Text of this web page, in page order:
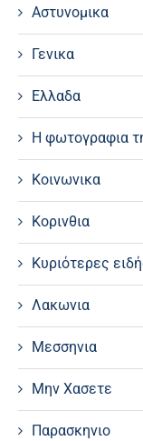
Αστυνομικα
Γενικα
Ελλαδα
Η φωτογραφια
Κοινωνικα
Κορινθια
Κυριότερες
Λακωνια
Μεσσηνια
Μην Χασετε
Παρασκηνιο